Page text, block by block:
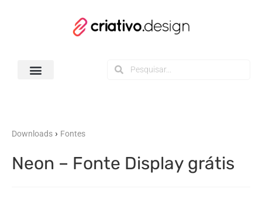
Downloads › Fontes
Neon – Fonte Display grátis